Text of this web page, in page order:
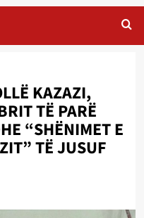
KAZAZI,
TË PARË
“SHËNIMET E
TË JUSUF